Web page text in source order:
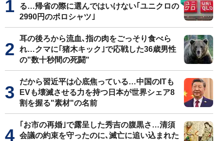
る…帰省の際に選んではいけない｢ユニクロの
2990円のポロシャツ｣
耳の後ろから流血､指の肉をごっそり食べら
れ…クマに｢猪木キック｣で応戦した36歳男性
の"数十秒間の死闘"
だから習近平は心底焦っている…中国のITも
EVも壊滅させる力を持つ日本が世界シェア8
割を握る"素材"の名前
｢お市の再婚｣で露呈した秀吉の腹黒さ…清須
会議の約束を守ったのに､滅亡に追い込まれた